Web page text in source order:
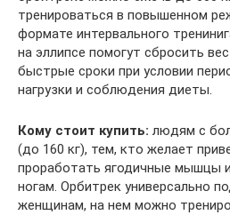
тренироваться в повышенном
формате интервального
на эллипсе помогут сбросить
быстрые сроки при условии
нагрузки и соблюдения диеты.
Кому стоит купить: людям с
(до 160 кг), тем, кто желает
проработать ягодичные мышцы
ногам. Орбитрек универсально
женщинам, на нем можно